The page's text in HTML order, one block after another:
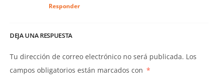
Responder
DEJA UNA RESPUESTA
Tu dirección de correo electrónico no será publicada. Los
campos obligatorios están marcados con *